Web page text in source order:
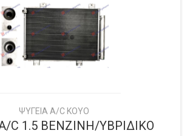
ΨΥΓΕΙΑ A/C KOYO
C 1.5 BENZINH/ΥΒΡΙΔΙΚΟ